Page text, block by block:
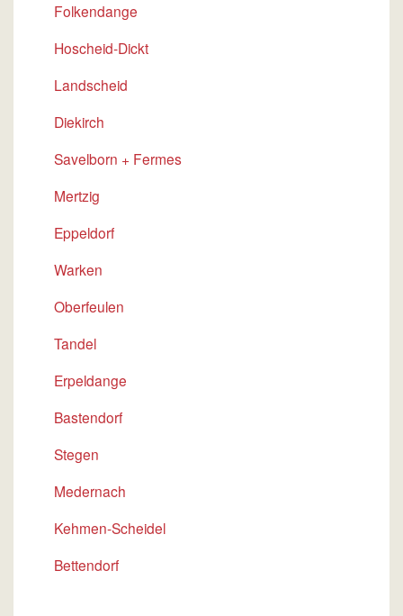
Folkendange
Hoscheid-Dickt
Landscheid
Diekirch
Savelborn + Fermes
Mertzig
Eppeldorf
Warken
Oberfeulen
Tandel
Erpeldange
Bastendorf
Stegen
Medernach
Kehmen-Scheidel
Bettendorf